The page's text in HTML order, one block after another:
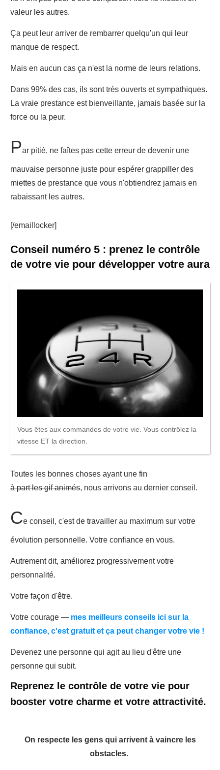
valeur les autres.
Ça peut leur arriver de rembarrer quelqu'un qui leur
manque de respect.
Mais en aucun cas ça n'est la norme de leurs relations.
Dans 99% des cas, ils sont très ouverts et sympathiques.
La vraie prestance est bienveillante, jamais basée sur la
force ou la peur.
Par pitié, ne faîtes pas cette erreur de devenir une
mauvaise personne juste pour espérer grappiller des
miettes de prestance que vous n'obtiendrez jamais en
rabaissant les autres.
[/emaillocker]
Conseil numéro 5 : prenez le contrôle
de votre vie pour développer votre aura
Vous êtes aux commandes de votre vie. Vous contrôlez la
vitesse ET la direction.
Toutes les bonnes choses ayant une fin
à part les gif animés, nous arrivons au dernier conseil.
Ce conseil, c'est de travailler au maximum sur votre
évolution personnelle. Votre confiance en vous.
Autrement dit, améliorez progressivement votre
personnalité.
Votre façon d'être.
Votre courage — mes meilleurs conseils ici sur la
confiance, c'est gratuit et ça peut changer votre vie !
Devenez une personne qui agit au lieu d'être une
personne qui subit.
Reprenez le contrôle de votre vie pour
booster votre charme et votre attractivité.
On respecte les gens qui arrivent à vaincre les
obstacles.